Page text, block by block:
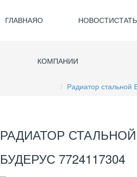
ГЛАВНАЯО
КОМПАНИИ
НОВОСТИ
Радиатор стальной
РАДИАТОР СТАЛЬНОЙ
БУДЕРУС 7724117304